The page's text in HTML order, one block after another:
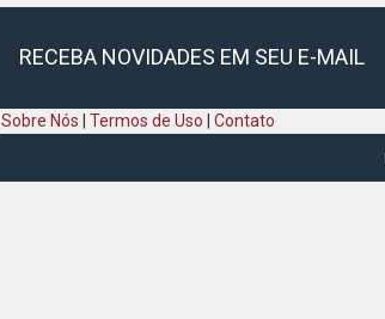
RECEBA NOVIDADES EM SEU E-MAIL
Sobre Nós Termos de Uso Contato